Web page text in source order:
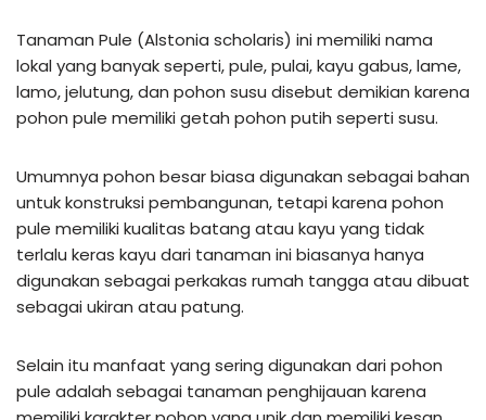
Tanaman Pule (Alstonia scholaris) ini memiliki nama
lokal yang banyak seperti, pule, pulai, kayu gabus, lame,
lamo, jelutung, dan pohon susu disebut demikian karena
pohon pule memiliki getah pohon putih seperti susu.
Umumnya pohon besar biasa digunakan sebagai bahan
untuk konstruksi pembangunan, tetapi karena pohon
pule memiliki kualitas batang atau kayu yang tidak
terlalu keras kayu dari tanaman ini biasanya hanya
digunakan sebagai perkakas rumah tangga atau dibuat
sebagai ukiran atau patung.
Selain itu manfaat yang sering digunakan dari pohon
pule adalah sebagai tanaman penghijauan karena